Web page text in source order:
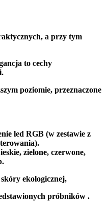
a przy tym
to cechy
poziomie, przeznaczone
led RGB (w zestawie z
zielone, czerwone,
ekologicznej,
próbników .